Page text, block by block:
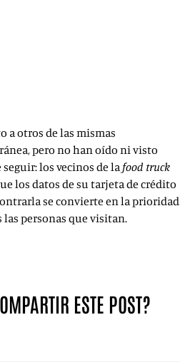
a otros de las mismas
pero no han oído ni visto
los vecinos de la food truck
los datos de su tarjeta de crédito
se convierte en la prioridad
personas que visitan.
ESTE POST?